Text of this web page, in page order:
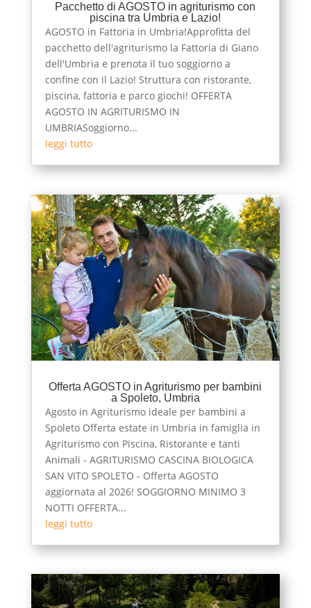
Pacchetto di AGOSTO in agriturismo con
piscina tra Umbria e Lazio!
AGOSTO in Fattoria in Umbria!Approfitta del
pacchetto dell'agriturismo la Fattoria di Giano
dell'Umbria e prenota il tuo soggiorno a
confine con il Lazio! Struttura con ristorante,
piscina, fattoria e parco giochi! OFFERTA
AGOSTO IN AGRITURISMO IN
UMBRIASoggiorno...
leggi tutto
Offerta AGOSTO in Agriturismo per bambini
a Spoleto, Umbria
Agosto in Agriturismo ideale per bambini a
Spoleto Offerta estate in Umbria in famiglia in
Agriturismo con Piscina, Ristorante e tanti
Animali - AGRITURISMO CASCINA BIOLOGICA
SAN VITO SPOLETO - Offerta AGOSTO
aggiornata al 2026! SOGGIORNO MINIMO 3
NOTTI OFFERTA...
leggi tutto